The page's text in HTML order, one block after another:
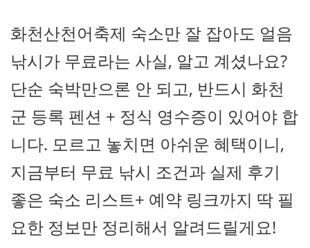
화천산천어축제 숙소만 잘 잡아도 얼음
낚시가 무료라는 사실, 알고 계셨나요?
단순 숙박만으론 안 되고, 반드시 화천
군 등록 펜션 + 정식 영수증이 있어야 합
니다. 모르고 놓치면 아쉬운 혜택이니,
지금부터 무료 낚시 조건과 실제 후기
좋은 숙소 리스트+ 예약 링크까지 딱 필
요한 정보만 정리해서 알려드릴게요!